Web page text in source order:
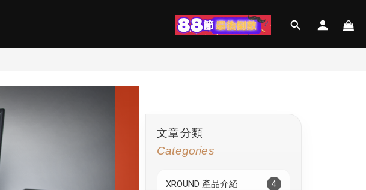
文章分類
Categories
XROUND 產品介紹 4